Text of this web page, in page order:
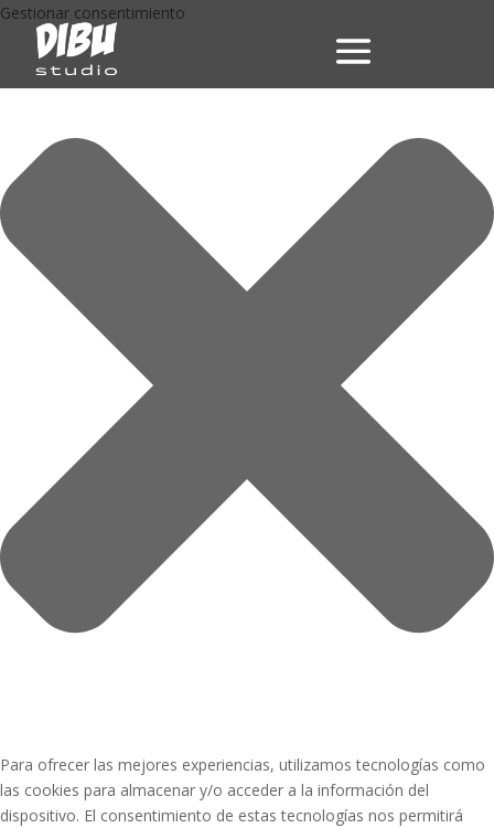
Gestionar consentimiento
Para ofrecer las mejores experiencias, utilizamos tecnologías como
las cookies para almacenar y/o acceder a la información del
dispositivo. El consentimiento de estas tecnologías nos permitirá